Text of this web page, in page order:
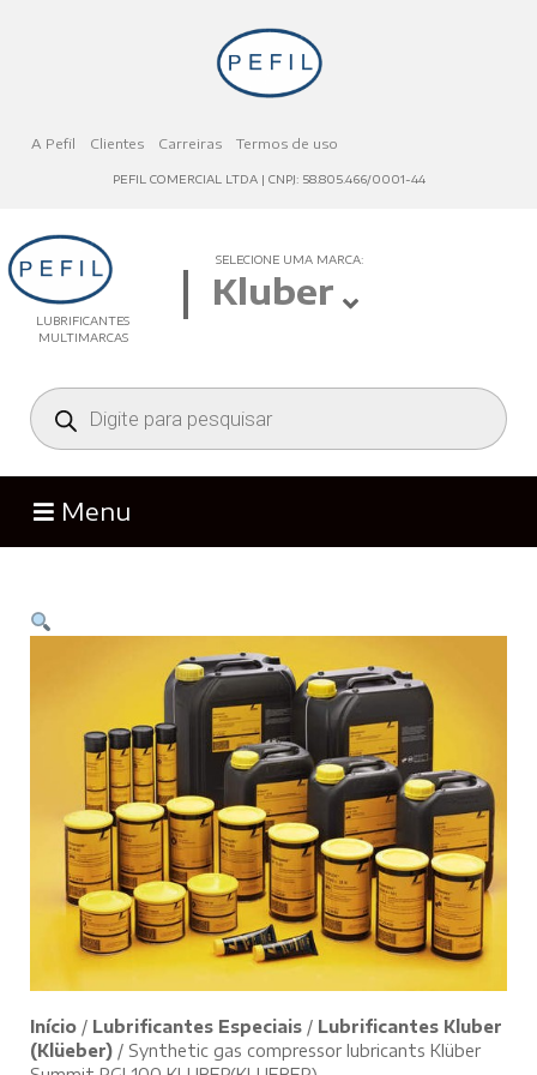
A Pefil Clientes Carreiras Termos de uso
PEFIL COMERCIAL LTDA | CNPJ: 58.805.466/0001-44
LUBRIFICANTES
MULTIMARCAS
SELECIONE UMA MARCA:
Kluber
Menu
Início / Lubrificantes Especiais / Lubrificantes Kluber
(Klüeber) / Synthetic gas compressor lubricants Klüber